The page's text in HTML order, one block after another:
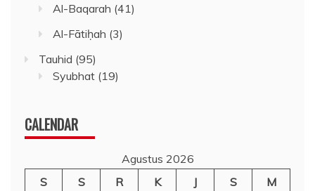
Al-Baqarah (41)
Al-Fātiḥah (3)
Tauhid (95)
Syubhat (19)
CALENDAR
Agustus 2026
S
S R K J S
M